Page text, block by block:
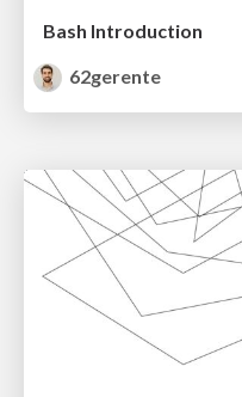
Bash Introduction
62gerente